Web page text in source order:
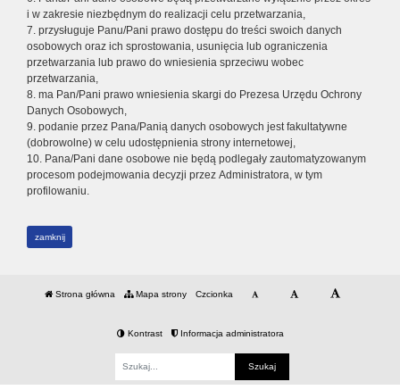
i w zakresie niezbędnym do realizacji celu przetwarzania,
7. przysługuje Panu/Pani prawo dostępu do treści swoich danych
osobowych oraz ich sprostowania, usunięcia lub ograniczenia
przetwarzania lub prawo do wniesienia sprzeciwu wobec
przetwarzania,
8. ma Pan/Pani prawo wniesienia skargi do Prezesa Urzędu Ochrony
Danych Osobowych,
9. podanie przez Pana/Panią danych osobowych jest fakultatywne
(dobrowolne) w celu udostępnienia strony internetowej,
10. Pana/Pani dane osobowe nie będą podlegały zautomatyzowanym
procesom podejmowania decyzji przez Administratora, w tym
profilowaniu.
zamknij
Strona główna Mapa strony Czcionka
Kontrast Informacja administratora